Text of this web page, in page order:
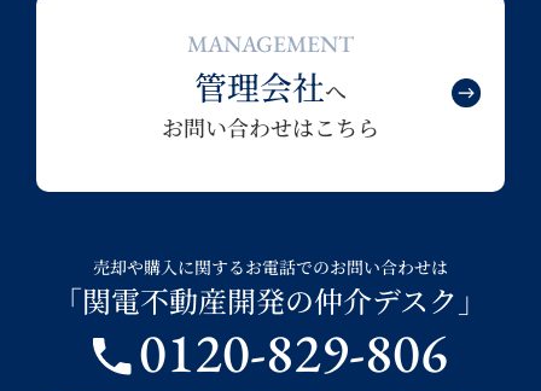
MANAGEMENT
管理会社へ
お問い合わせはこちら
売却や購入に関するお電話でのお問い合わせは
「関電不動産開発の仲介デスク」
0120-829-806